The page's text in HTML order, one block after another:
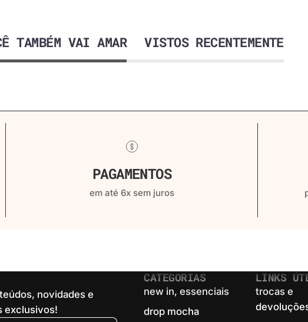
TAMBÉM VAI AMAR VISTOS RECENTEMENTE
PAGAMENTOS
em até 6x sem juros
novidades e
exclusivos!
CATEGORIAS
new in, essenciais
drop mocha
LINKS
trocas e